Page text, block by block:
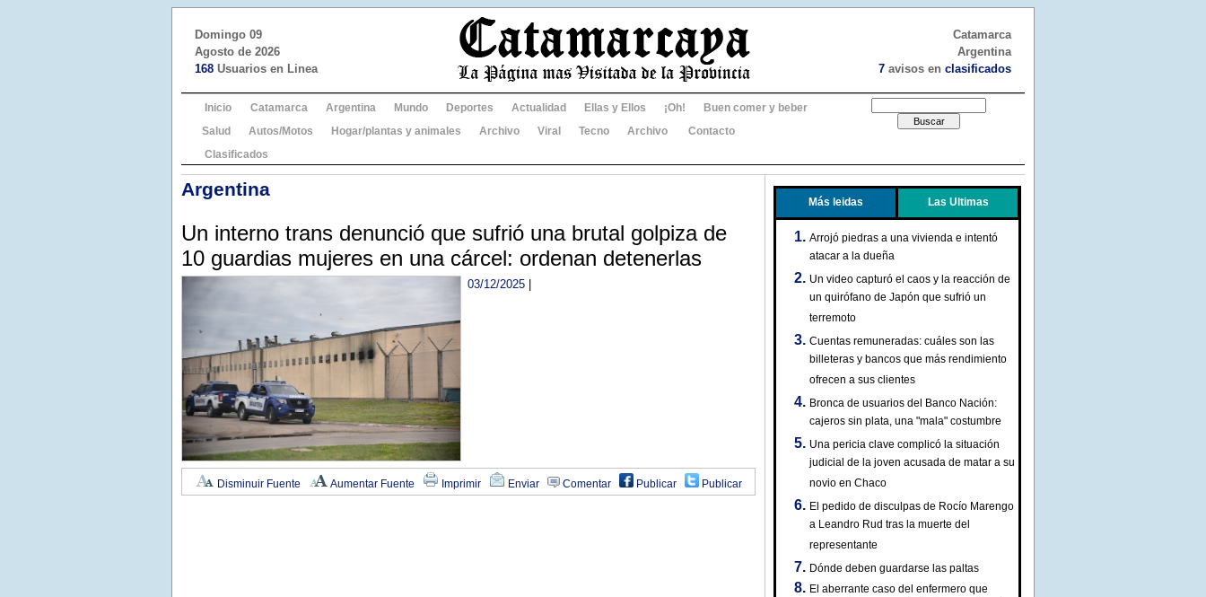
Domingo 09
Agosto de 2026
168 Usuarios en Linea
Catamarca
Argentina
7 avisos en clasificados
Inicio Catamarca Argentina Mundo Deportes Actualidad Ellas y Ellos ¡Oh!
Buen comer y beber
Salud
Autos/Motos Hogar/plantas y animales Archivo Viral Tecno Archivo
Contacto
Clasificados
Argentina
Un interno trans denunció que sufrió una brutal golpiza de
10 guardias mujeres en una cárcel: ordenan detenerlas
03/12/2025
Disminuir Fuente Aumentar Fuente Imprimir Enviar Comentar Publicar Publicar
Más leidas Las Ultimas
Arrojó piedras a una vivienda e intentó
atacar a la dueña
Un video capturó el caos y la reacción de
un quirófano de Japón que sufrió un
terremoto
Cuentas remuneradas: cuáles son las
billeteras y bancos que más rendimiento
ofrecen a sus clientes
Bronca de usuarios del Banco Nación:
cajeros sin plata, una "mala" costumbre
Una pericia clave complicó la situación
judicial de la joven acusada de matar a su
novio en Chaco
El pedido de disculpas de Rocío Marengo
a Leandro Rud tras la muerte del
representante
Dónde deben guardarse las paltas
El aberrante caso del enfermero que